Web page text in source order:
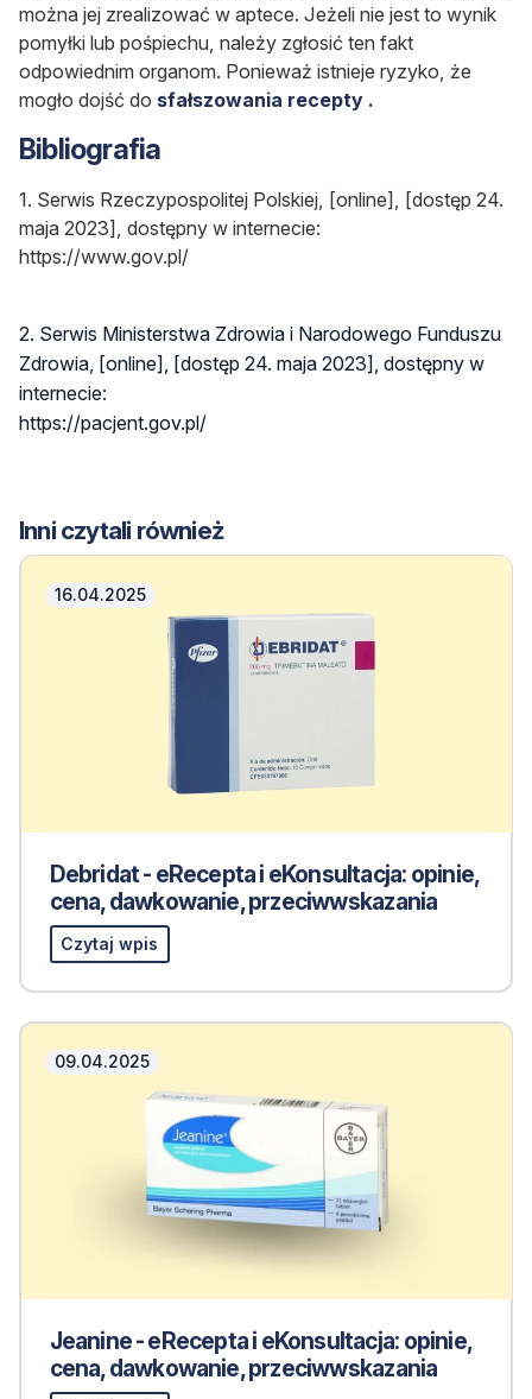
można jej zrealizować w aptece. Jeżeli nie jest to wynik
pomyłki lub pośpiechu, należy zgłosić ten fakt
odpowiednim organom. Ponieważ istnieje ryzyko, że
mogło dojść do sfałszowania recepty .
Bibliografia
1. Serwis Rzeczypospolitej Polskiej, [online], [dostęp 24.
maja 2023], dostępny w internecie:
https://www.gov.pl/
2. Serwis Ministerstwa Zdrowia i Narodowego Funduszu
Zdrowia, [online], [dostęp 24. maja 2023], dostępny w
internecie:
https://pacjent.gov.pl/
Inni czytali również
16.04.2025
Debridat - eRecepta i eKonsultacja: opinie,
cena, dawkowanie, przeciwwskazania
Czytaj wpis
09.04.2025
Jeanine - eRecepta i eKonsultacja: opinie,
cena, dawkowanie, przeciwwskazania